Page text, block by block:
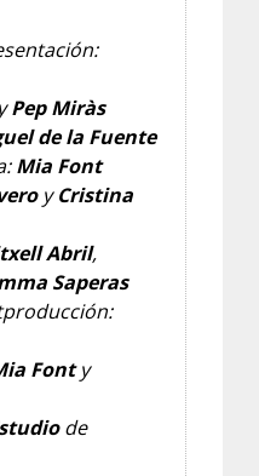
yPep Miràs
de la Fuente
Mia Font
yCristina
Abril,
Saperas
Fonty
de